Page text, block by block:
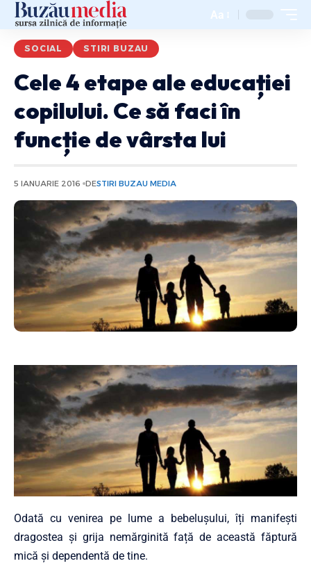
Aa
SOCIAL STIRI BUZAU
Cele 4 etape ale educației
copilului. Ce să faci în
funcție de vârsta lui
5 IANUARIE 2016 DESTIRI BUZAU MEDIA
Odată cu venirea pe lume a bebelușului, îți manifești
dragostea și grija nemărginită față de această făptură
mică și dependentă de tine.